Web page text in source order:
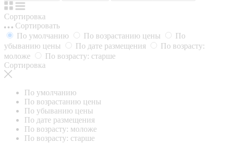
Сортировка
Сортировать
По умолчанию
По возрастанию цены
По
убыванию цены
По дате размещения
По возрасту:
моложе
По возрасту: старше
Сортировка
По умолчанию
По возрастанию цены
По убыванию цены
По дате размещения
По возрасту: моложе
По возрасту: старше